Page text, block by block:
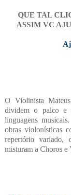
QUE TAL
ASSIM VC
O Violinista
dividem o palco e
linguagens
obras violonísticas
repertório variado,
misturam a Choros e